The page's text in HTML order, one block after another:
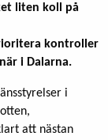
liten koll på
kontroller
i Dalarna.
i
att nästan